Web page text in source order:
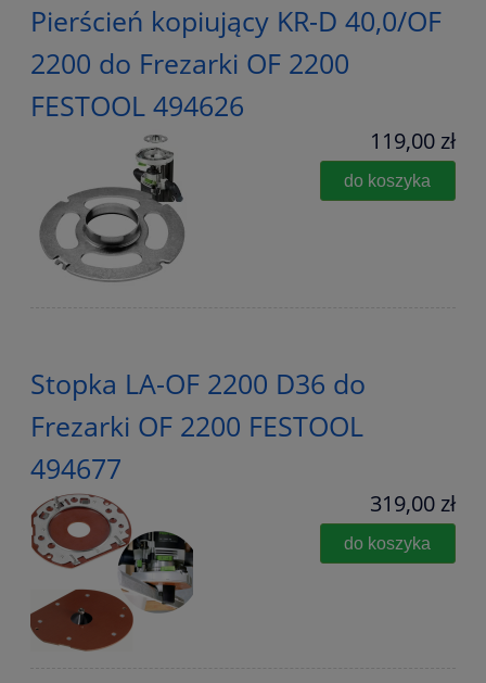
Pierścień kopiujący KR-D 40,0/OF
2200 do Frezarki OF 2200
FESTOOL 494626
119,00 zł
do koszyka
Stopka LA-OF 2200 D36 do
Frezarki OF 2200 FESTOOL
494677
319,00 zł
do koszyka